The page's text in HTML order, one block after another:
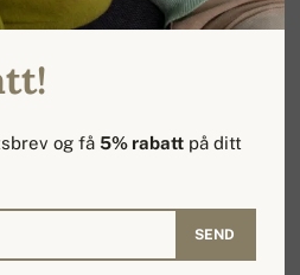
og få5% rabatt på ditt
SEND